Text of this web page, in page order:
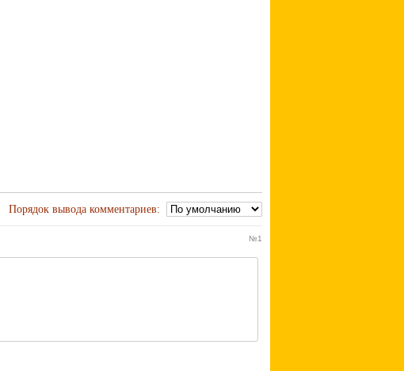
Порядок вывода комментариев:
№1